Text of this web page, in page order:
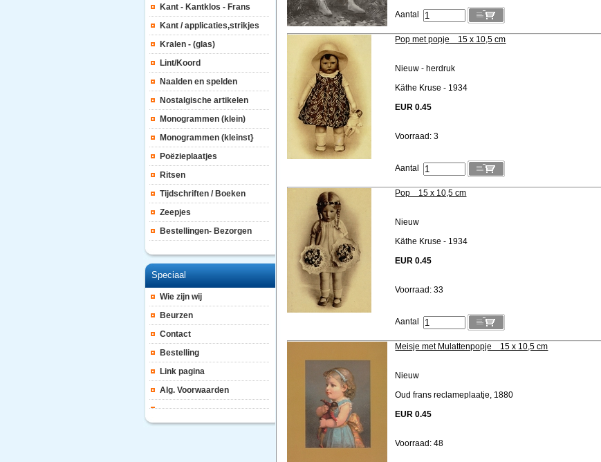
Kant - Kantklos - Frans
Kant / applicaties,strikjes
Kralen - (glas)
Lint/Koord
Naalden en spelden
Nostalgische artikelen
Monogrammen (klein)
Monogrammen (kleinst}
Poëzieplaatjes
Ritsen
Tijdschriften / Boeken
Zeepjes
Bestellingen- Bezorgen
Speciaal
Wie zijn wij
Beurzen
Contact
Bestelling
Link pagina
Alg. Voorwaarden
Aantal
Pop met popje 15 x 10,5 cm
Nieuw - herdruk
Käthe Kruse - 1934
EUR 0.45
Voorraad: 3
Aantal
Pop 15 x 10,5 cm
Nieuw
Käthe Kruse - 1934
EUR 0.45
Voorraad: 33
Aantal
Meisje met Mulattenpopje 15 x 10,5 cm
Nieuw
Oud frans reclameplaatje, 1880
EUR 0.45
Voorraad: 48